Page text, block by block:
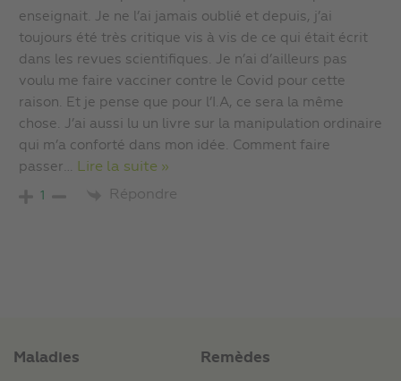
enseignait. Je ne l’ai jamais oublié et depuis, j’ai
toujours été très critique vis à vis de ce qui était écrit
dans les revues scientifiques. Je n’ai d’ailleurs pas
voulu me faire vacciner contre le Covid pour cette
raison. Et je pense que pour l’I.A, ce sera la même
chose. J’ai aussi lu un livre sur la manipulation ordinaire
qui m’a conforté dans mon idée. Comment faire
passer… Lire la suite »
1 Répondre
Maladies Remèdes